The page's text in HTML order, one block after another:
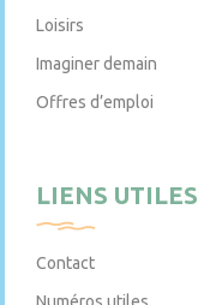
Loisirs
Imaginer demain
Offres d’emploi
LIENS UTILES
Contact